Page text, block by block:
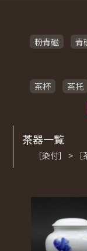
粉青磁
青
茶杯
茶托
茶器一覧
［染付］ >